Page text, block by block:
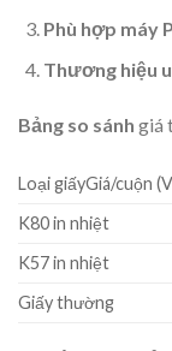
Phù hợp máy
Thương hiệu
Bảng so sánh giá
Loại giấyGiá/cuộn
K80 in nhiệt
K57 in nhiệt
Giấy thường